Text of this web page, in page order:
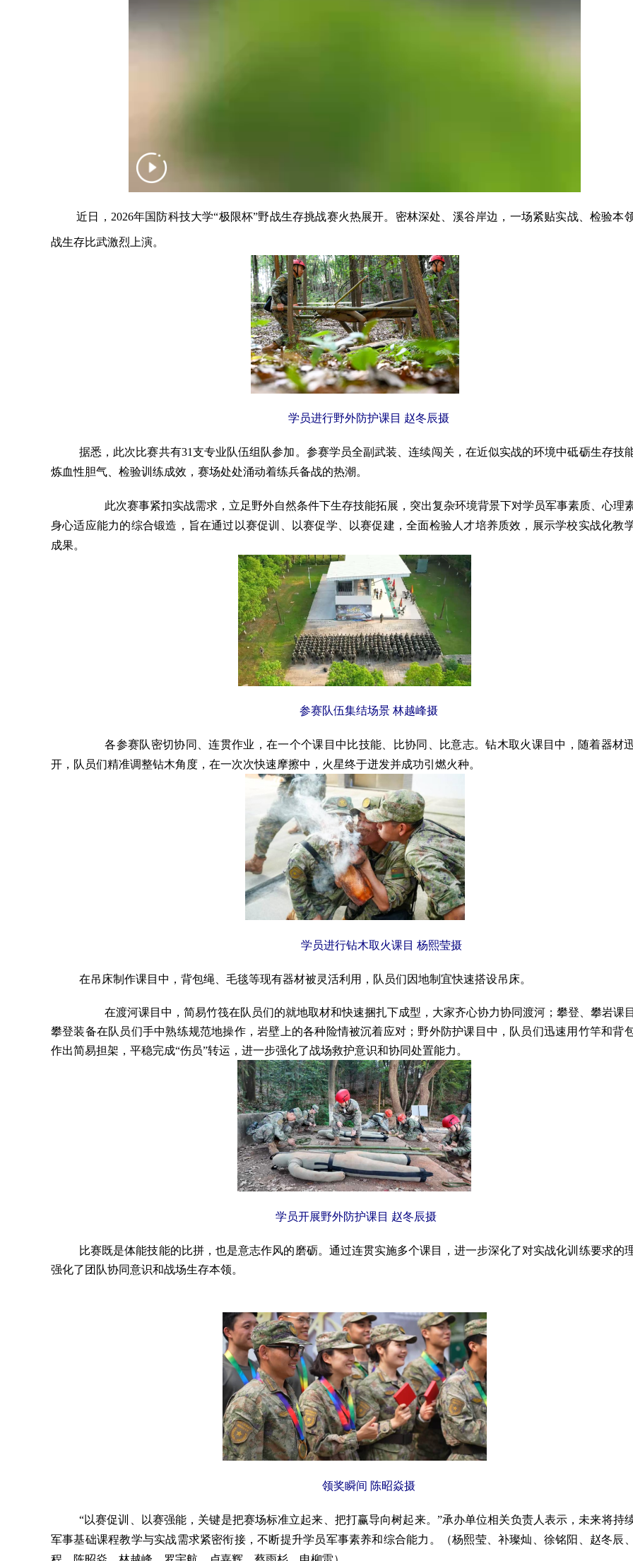
近日，2026年国防科技大学“极限杯”野战生存挑战赛火热展开。密林深处、溪谷岸边，一场紧贴实战、检验本
战生存比武激烈上演。
学员进行野外防护课目 赵冬辰摄
据悉，此次比赛共有31支专业队伍组队参加。参赛学员全副武装、连续闯关，在近似实战的环境中砥砺生存技
炼血性胆气、检验训练成效，赛场处处涌动着练兵备战的热潮。
此次赛事紧扣实战需求，立足野外自然条件下生存技能拓展，突出复杂环境背景下对学员军事素质、心理
身心适应能力的综合锻造，旨在通过以赛促训、以赛促学、以赛促建，全面检验人才培养质效，展示学校实战化教
成果。
参赛队伍集结场景 林越峰摄
各参赛队密切协同、连贯作业，在一个个课目中比技能、比协同、比意志。钻木取火课目中，随着器材
开，队员们精准调整钻木角度，在一次次快速摩擦中，火星终于迸发并成功引燃火种。
学员进行钻木取火课目 杨熙莹摄
在吊床制作课目中，背包绳、毛毯等现有器材被灵活利用，队员们因地制宜快速搭设吊床。
在渡河课目中，简易竹筏在队员们的就地取材和快速捆扎下成型，大家齐心协力协同渡河；攀登、攀岩课
攀登装备在队员们手中熟练规范地操作，岩壁上的各种险情被沉着应对；野外防护课目中，队员们迅速用竹竿和背
作出简易担架，平稳完成“伤员”转运，进一步强化了战场救护意识和协同处置能力。
学员开展野外防护课目 赵冬辰摄
比赛既是体能技能的比拼，也是意志作风的磨砺。通过连贯实施多个课目，进一步深化了对实战化训练要求的
强化了团队协同意识和战场生存本领。
领奖瞬间 陈昭焱摄
“以赛促训、以赛强能，关键是把赛场标准立起来、把打赢导向树起来。”承办单位相关负责人表示，未来将持
军事基础课程教学与实战需求紧密衔接，不断提升学员军事素养和综合能力 。 （杨熙莹、补璨灿、徐铭阳、赵冬辰